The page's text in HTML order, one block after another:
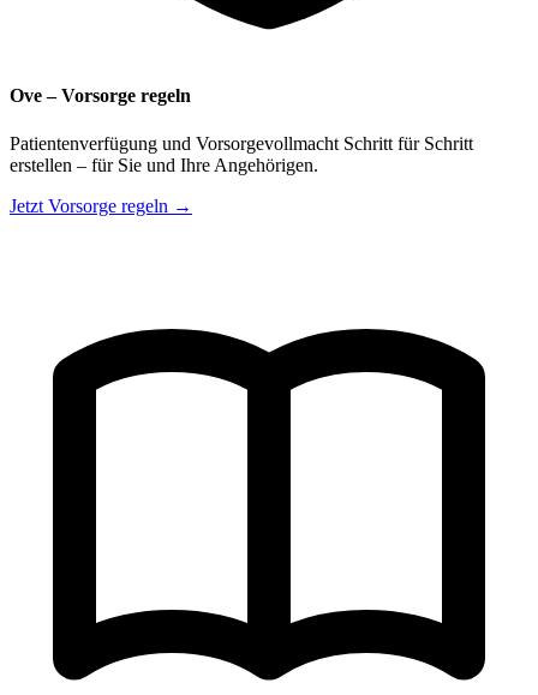
Ove – Vorsorge regeln
Patientenverfügung und Vorsorgevollmacht Schritt für Schritt
erstellen – für Sie und Ihre Angehörigen.
Jetzt Vorsorge regeln →